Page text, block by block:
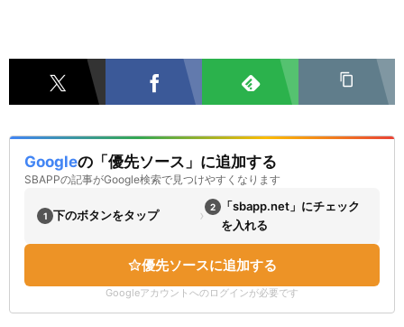
Googleの「優先ソース」に追加する
SBAPPの記事がGoogle検索で見つけやすくなります
1 下のボタンをタップ › 2
「sbapp.net」にチェック
を入れる
優先ソースに追加する
Googleアカウントへのログインが必要です